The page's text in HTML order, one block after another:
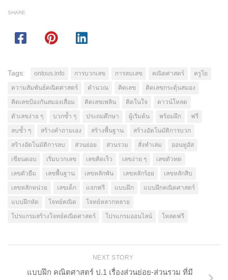
SHARE
Tags: ontous.info การบวกเลข การลบเลข คณิตศาสตร์
ครูโย
ความสัมพันธ์คณิตศาสตร์
คำนวณ คิดเลข
คิดเลขกระตุ้นสมอง
คิดเลขป้องกันสมองเสื่อม
คิดเลขเพลิน คิดในใจ
ดาวน์โหลด
ตัวเลขง่าย ๆ
บวกซ้ำ ๆ ประถมศึกษา ผู้เริ่มต้น พร้อมฝึก
ฟรี
ลบซ้ำ ๆ
สร้างคำถามเอง สร้างพื้นฐาน
สร้างอัตโนมัติการบวก
สร้างอัตโนมัติการลบ
ส่วนย่อย ส่วนรวม สั่งทำเล่ม
ออนทูอัส
เขียนตอบ
เริ่มบวกเลข เลขคิดเร็ว เลขง่าย ๆ
เลขตัวทด
เลขตัวยืม
เลขพื้นฐาน เลขหลักพัน เลขหลักร้อย
เลขหลักสิบ
เลขหลักหน่วย
เลขเด็ก แจกฟรี แบบฝึก
แบบฝึกคณิตศาสตร์
แบบฝึกหัด
โจทย์คณิต
โจทย์หลากหลาย
โปรแกรมสร้างโจทย์คณิตศาสตร์
โปรแกรมออนไลน์ โหลดฟรี
NEXT STORY
แบบฝึก คณิตศาสตร์ ป.1 เรื่องส่วนย่อย-ส่วนรวม ที่มี